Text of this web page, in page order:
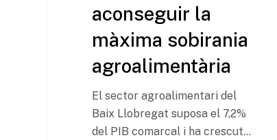
aconseguir la
màxima sobirania
agroalimentària
El sector agroalimentari del
Baix Llobregat suposa el 7,2%
del PIB comarcal i ha crescut…